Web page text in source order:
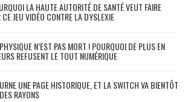
LA HAUTE AUTORITÉ DE SANTÉ VEUT FAIRE
JEU VIDÉO CONTRE LA DYSLEXIE
N’EST PAS MORT ! POURQUOI DE PLUS EN
REFUSENT LE TOUT NUMÉRIQUE
UNE PAGE HISTORIQUE, ET LA SWITCH VA BIENTÔT
RAYONS